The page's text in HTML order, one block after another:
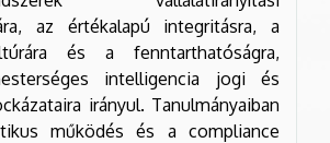
az értékalapú integritásra, a
és a fenntarthatóságra,
intelligencia jogi és
irányul. Tanulmányaiban
működés és a compliance